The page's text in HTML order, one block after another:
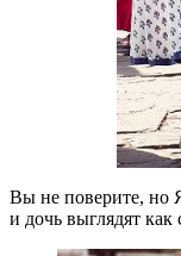
Вы не поверите, но
и дочь выглядят как